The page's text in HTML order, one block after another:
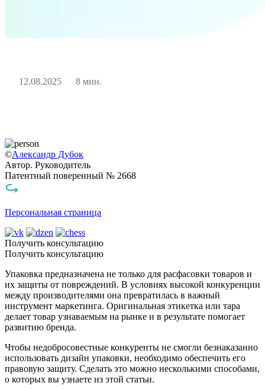
12.08.2025 8 мин.
©Александр Дубок
Автор. Руководитель
Патентный поверенный № 2668
Персональная страница
Получить консультацию
Получить консультацию
Упаковка предназначена не только для расфасовки товаров и
их защиты от повреждений. В условиях высокой конкуренции
между производителями она превратилась в важный
инструмент маркетинга. Оригинальная этикетка или тара
делает товар узнаваемым на рынке и в результате помогает
развитию бренда.
Чтобы недобросовестные конкуренты не смогли безнаказанно
использовать дизайн упаковки, необходимо обеспечить его
правовую защиту. Сделать это можно несколькими способами,
о которых вы узнаете из этой статьи.